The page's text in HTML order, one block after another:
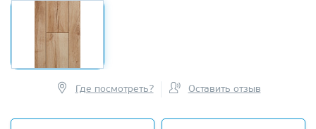
Где посмотреть? Оставить отзыв